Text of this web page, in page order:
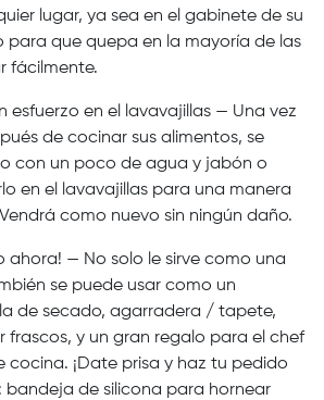
lugar, ya sea en el gabinete de su
para que quepa en la mayoría de las
fácilmente.
en el lavavajillas — Una vez
de cocinar sus alimentos, se
con un poco de agua y jabón o
en el lavavajillas para una manera
como nuevo sin ningún daño.
— No solo le sirve como una
se puede usar como un
de secado, agarradera / tapete,
frascos, y un gran regalo para el chef
cocina. ¡Date prisa y haz tu pedido
bandeja de silicona para hornear